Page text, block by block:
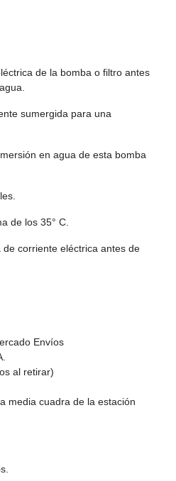
de la bomba o filtro antes
sumergida para una
en agua de esta bomba
de los 35° C.
corriente eléctrica antes de
Envíos
al retirar)
media cuadra de la estación